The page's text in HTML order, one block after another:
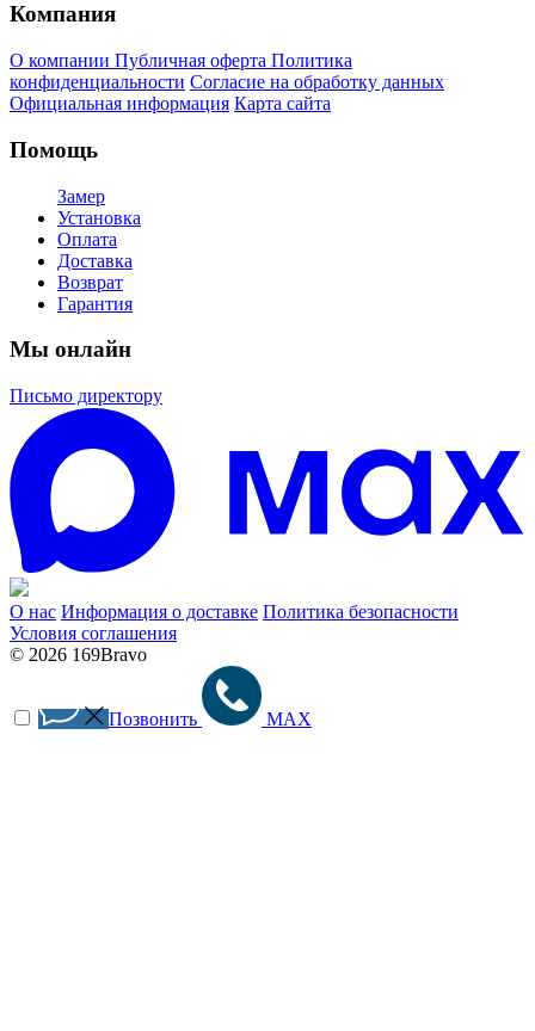
Компания
О компании Публичная оферта Политика
конфиденциальности Согласие на обработку данных
Официальная информация Карта сайта
Помощь
Замер
Установка
Оплата
Доставка
Возврат
Гарантия
Мы онлайн
Письмо директору
О нас Информация о доставке Политика безопасности
Условия соглашения
© 2026 169Bravo
Позвонить MAX